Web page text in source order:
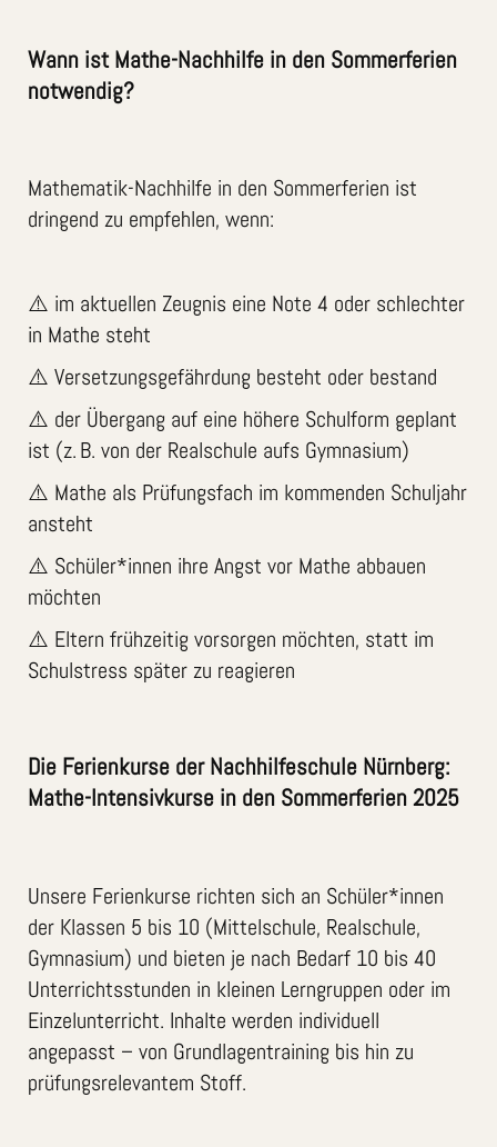
Wann ist Mathe-Nachhilfe in den Sommerferien
notwendig?
Mathematik-Nachhilfe in den Sommerferien ist
dringend zu empfehlen, wenn:
⚠️ im aktuellen Zeugnis eine Note 4 oder schlechter
in Mathe steht
⚠️ Versetzungsgefährdung besteht oder bestand
⚠️ der Übergang auf eine höhere Schulform geplant
ist (z. B. von der Realschule aufs Gymnasium)
⚠️ Mathe als Prüfungsfach im kommenden Schuljahr
ansteht
⚠️ Schüler*innen ihre Angst vor Mathe abbauen
möchten
⚠️ Eltern frühzeitig vorsorgen möchten, statt im
Schulstress später zu reagieren
Die Ferienkurse der Nachhilfeschule Nürnberg:
Mathe-Intensivkurse in den Sommerferien 2025
Unsere Ferienkurse richten sich an Schüler*innen
der Klassen 5 bis 10 (Mittelschule, Realschule,
Gymnasium) und bieten je nach Bedarf 10 bis 40
Unterrichtsstunden in kleinen Lerngruppen oder im
Einzelunterricht. Inhalte werden individuell
angepasst – von Grundlagentraining bis hin zu
prüfungsrelevantem Stoff.